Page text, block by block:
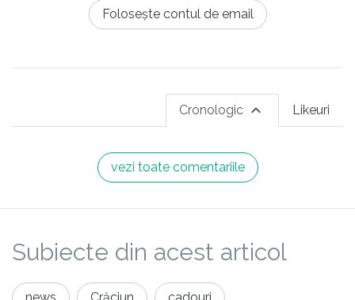
Folosește contul de email
Likeuri
Cronologic
vezi toate comentariile
Subiecte din acest articol
news Crăciun cadouri